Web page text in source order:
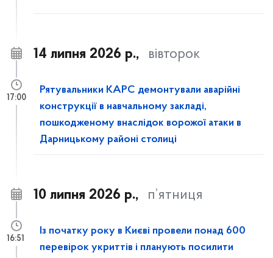
14 липня 2026 р., вівторок
Рятувальники КАРС демонтували аварійні
конструкції в навчальному закладі,
пошкодженому внаслідок ворожої атаки в
Дарницькому районі столиці
17:00
10 липня 2026 р., п’ятниця
Із початку року в Києві провели понад 600
перевірок укриттів і планують посилити
16:51